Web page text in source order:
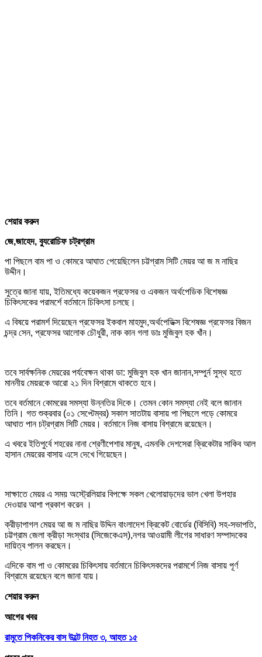
শেয়ার করুন
জে,জাহেদ, ব্যুরোচিফ চট্রগ্রাম
পা পিছলে বাম পা ও কোমরে আঘাত পেয়েছিলেন চট্টগ্রাম সিটি মেয়র আ জ ম নাছির
উদ্দীন।
সুত্রে জানা যায়, ইতিমধ্যে কয়েকজন প্রফেসর ও একজন অর্থপেডিক বিশেষজ্ঞ
চিকিৎসকের পরামর্শে বর্তমানে চিকিৎসা চলছে।
এ বিষয়ে পরামর্শ দিয়েছেন প্রফেসর ইকবাল মাহমুদ,অর্থপেডিক্স বিশেষজ্ঞ প্রফেসর বিজন
চন্দ্র সেন, প্রফেসর আলোক চৌধুরী, নাক কান গলা ডাঃ মুজিবুল হক খাঁন।
তবে সার্বক্ষনিক মেয়রের পর্যবেক্ষন থাকা ডা: মুজিবুল হক খান জানান,সম্পুর্ন সুস্থ হতে
মাননীয় মেয়রকে আরো ২১ দিন বিশ্রামে থাকতে হবে।
তবে বর্তমানে কোমরের সমস্যা উন্নতির দিকে। তেমন কোন সমস্যা নেই বলে জানান
তিনি। গত শুক্রবার (০১ সেপ্টেম্বর) সকাল সাতটায় বাসায় পা পিছলে পড়ে কোমরে
আঘাত পান চট্রগ্রাম সিটি মেয়র। বর্তমানে নিজ বাসায় বিশ্রামে রয়েছেন।
এ খবরে ইতিপুর্বে শহরের নানা শ্রেণীপেশার মানুষ, এমনকি দেশসেরা ক্রিকেটার সাকিব আল
হাসান মেয়রের বাসায় এসে দেখে গিয়েছেন।
সাক্ষাতে মেয়র এ সময় অস্ট্রেলিয়ার বিপক্ষে সকল খেলোয়াড়দের ভাল খেলা উপহার
দেওয়ার আশা প্রকাশ করেন ।
ক্রীড়াপাগল মেয়র আ জ ম নাছির উদ্দিন বাংলাদেশ ক্রিকেট বোর্ডের (বিসিবি) সহ-সভাপতি,
চট্টগ্রাম জেলা ক্রীড়া সংস্থার (সিজেকেএস),নগর আওয়ামী লীগের সাধারণ সম্পাদকের
দায়িত্ব পালন করছেন।
এদিকে বাম পা ও কোমরের চিকিৎসায় বর্তমানে চিকিৎসকদের পরামর্শে নিজ বাসায় পূর্ণ
বিশ্রামে রয়েছেন বলে জানা যায়।
শেয়ার করুন
আগের খবর
রামুতে পিকনিকের বাস উল্টে নিহত ৩, আহত ১৫